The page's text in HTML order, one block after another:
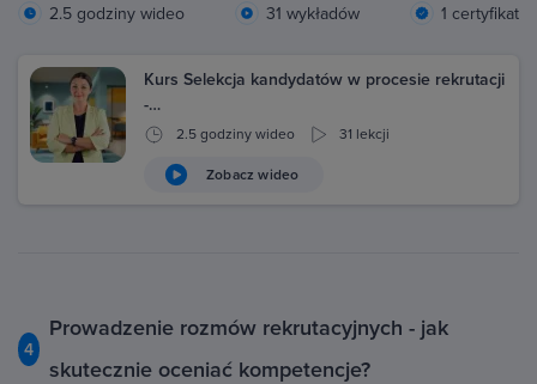
2.5 godziny wideo 31 wykładów 1 certyfikat
Kurs Selekcja kandydatów w procesie rekrutacji
-…
2.5 godziny wideo 31 lekcji
Zobacz wideo
4
Prowadzenie rozmów rekrutacyjnych - jak
skutecznie oceniać kompetencje?